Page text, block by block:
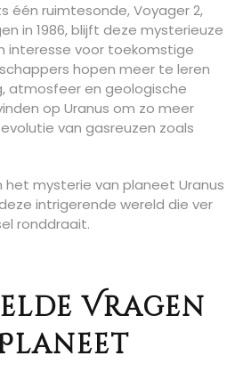
één ruimtesonde, Voyager 2,
in 1986, blijft deze mysterieuze
interesse voor toekomstige
hopen meer te leren
atmosfeer en geologische
op Uranus om zo meer
van gasreuzen zoals
het mysterie van planeet Uranus
intrigerende wereld die ver
ronddraait.
Vragen